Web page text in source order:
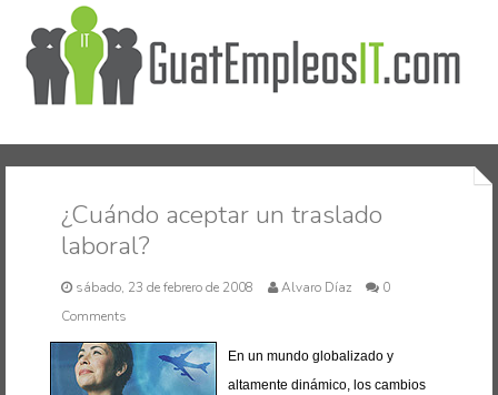
Inicio
¿Cuándo aceptar un traslado
laboral?
sábado, 23 de febrero de 2008 Alvaro Díaz
0
Comments
En un mundo globalizado y
altamente dinámico, los cambios